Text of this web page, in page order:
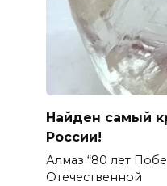
Найден самый
России!
Алмаз “80 лет
Отечественной